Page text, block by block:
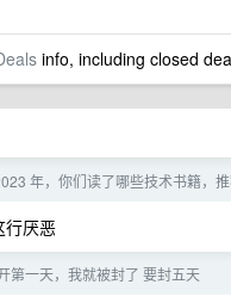
info, including closed
年，你们读了哪些技术书籍，
行厌恶
第一天，我就被封了 要封五天